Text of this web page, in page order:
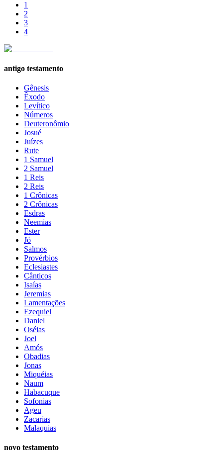
1
2
3
4
antigo testamento
Gênesis
Êxodo
Levítico
Números
Deuteronômio
Josué
Juízes
Rute
1 Samuel
2 Samuel
1 Reis
2 Reis
1 Crônicas
2 Crônicas
Esdras
Neemias
Ester
Jó
Salmos
Provérbios
Eclesiastes
Cânticos
Isaías
Jeremias
Lamentações
Ezequiel
Daniel
Oséias
Joel
Amós
Obadias
Jonas
Miquéias
Naum
Habacuque
Sofonias
Ageu
Zacarias
Malaquias
novo testamento